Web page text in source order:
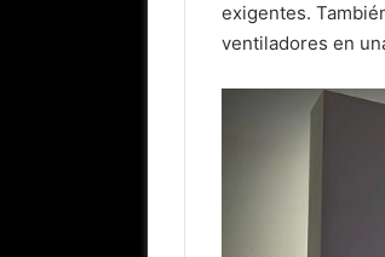
exigentes.
ventiladores en